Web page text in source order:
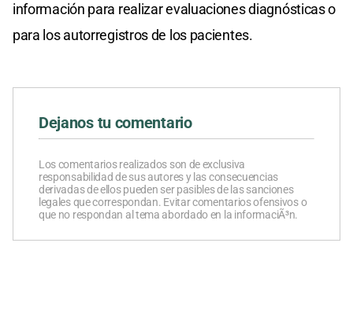
información para realizar evaluaciones diagnósticas o
para los autorregistros de los pacientes.
Dejanos tu comentario
Los comentarios realizados son de exclusiva
responsabilidad de sus autores y las consecuencias
derivadas de ellos pueden ser pasibles de las sanciones
legales que correspondan. Evitar comentarios ofensivos o
que no respondan al tema abordado en la informaciÃ³n.